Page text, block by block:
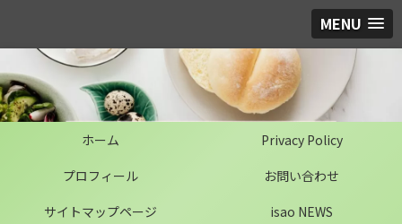
MENU
ホーム
Privacy Policy
プロフィール
お問い合わせ
サイトマップページ
isao NEWS